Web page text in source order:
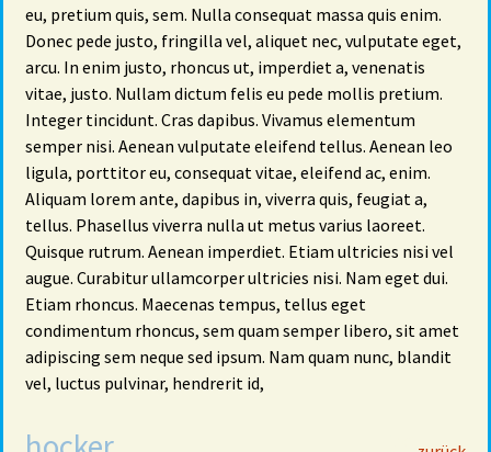
eu, pretium quis, sem. Nulla consequat massa quis enim.
Donec pede justo, fringilla vel, aliquet nec, vulputate eget,
arcu. In enim justo, rhoncus ut, imperdiet a, venenatis
vitae, justo. Nullam dictum felis eu pede mollis pretium.
Integer tincidunt. Cras dapibus. Vivamus elementum
semper nisi. Aenean vulputate eleifend tellus. Aenean leo
ligula, porttitor eu, consequat vitae, eleifend ac, enim.
Aliquam lorem ante, dapibus in, viverra quis, feugiat a,
tellus. Phasellus viverra nulla ut metus varius laoreet.
Quisque rutrum. Aenean imperdiet. Etiam ultricies nisi vel
augue. Curabitur ullamcorper ultricies nisi. Nam eget dui.
Etiam rhoncus. Maecenas tempus, tellus eget
condimentum rhoncus, sem quam semper libero, sit amet
adipiscing sem neque sed ipsum. Nam quam nunc, blandit
vel, luctus pulvinar, hendrerit id,